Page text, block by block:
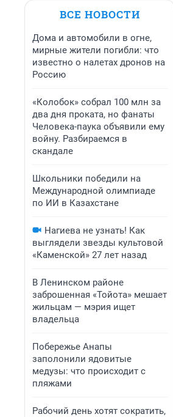
ВСЕ НОВОСТИ
Дома и автомобили в огне,
мирные жители погибли: что
известно о налетах дронов на
Россию
«Колобок» собрал 100 млн за
два дня проката, но фанаты
Человека-паука объявили ему
войну. Разбираемся в
скандале
Школьники победили на
Международной олимпиаде
по ИИ в Казахстане
Нагиева не узнать! Как
выглядели звезды культовой
«Каменской» 27 лет назад
В Ленинском районе
заброшенная «Тойота» мешает
жильцам — мэрия ищет
владельца
Побережье Анапы
заполонили ядовитые
медузы: что происходит с
пляжами
Рабочий день хотят сократить,